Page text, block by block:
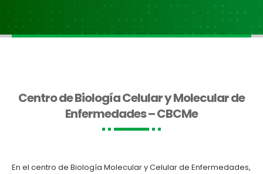
Centro de Biología Celular y Molecular de
Enfermedades – CBCMe
En el centro de Biología Molecular y Celular de Enfermedades,